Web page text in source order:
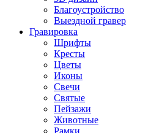
Благоустройство
Выездной гравер
Гравировка
Шрифты
Кресты
Цветы
Иконы
Свечи
Святые
Пейзажи
Животные